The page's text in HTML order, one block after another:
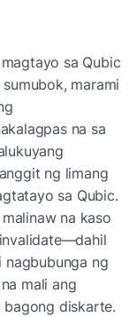
sa Qubic
marami
na sa
ng limang
sa Qubic.
na kaso
nagbubunga ng
mali ang
bagong diskarte.